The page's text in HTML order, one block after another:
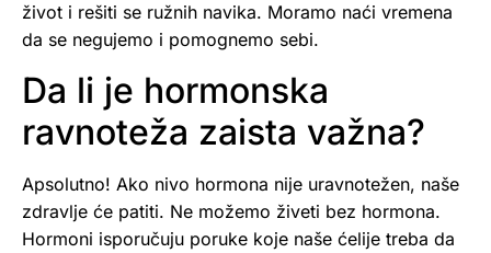
život i rešiti se ružnih navika. Moramo naći vremena
da se negujemo i pomognemo sebi.
Da li je hormonska
ravnoteža zaista važna?
Apsolutno! Ako nivo hormona nije uravnotežen, naše
zdravlje će patiti. Ne možemo živeti bez hormona.
Hormoni isporučuju poruke koje naše ćelije treba da